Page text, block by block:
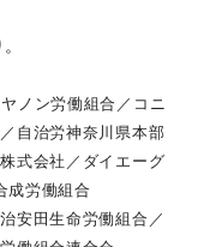
ノン労働組合／コニ
自治労神奈川県本部
式会社／ダイエーグ
成労働組合
安田生命労働組合／